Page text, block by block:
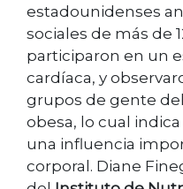
estadounidenses
sociales de más de
participaron en un
cardíaca, y
grupos de gente
obesa, lo cual
una influencia
corporal. Diane